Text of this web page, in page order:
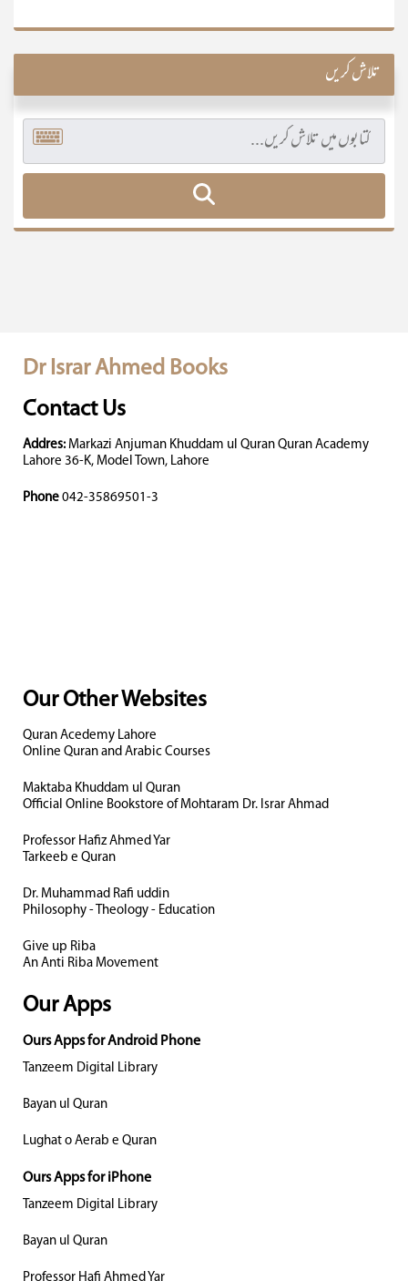
تلاش کریں
Dr Israr Ahmed Books
Contact Us
Addres: Markazi Anjuman Khuddam ul Quran Quran Academy
Lahore 36-K, Model Town, Lahore
Phone 042-35869501-3
Our Other Websites
Quran Acedemy Lahore
Online Quran and Arabic Courses
Maktaba Khuddam ul Quran
Official Online Bookstore of Mohtaram Dr. Israr Ahmad
Professor Hafiz Ahmed Yar
Tarkeeb e Quran
Dr. Muhammad Rafi uddin
Philosophy - Theology - Education
Give up Riba
An Anti Riba Movement
Our Apps
Ours Apps for Android Phone
Tanzeem Digital Library
Bayan ul Quran
Lughat o Aerab e Quran
Ours Apps for iPhone
Tanzeem Digital Library
Bayan ul Quran
Professor Hafi Ahmed Yar